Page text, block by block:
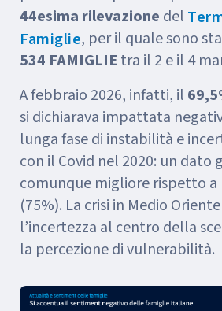
44esima rilevazione del
Famiglie, per il quale sono
534 FAMIGLIE tra il 2 e il 4
A febbraio 2026, infatti, il
si dichiarava impattata
lunga fase di instabilità e
con il Covid nel 2020: un dato
comunque migliore rispetto a
(75%). La crisi in Medio
l’incertezza al centro della
la percezione di vulnerabilità.